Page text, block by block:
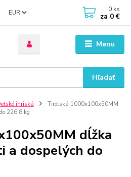
Menu
EUR
Hľadať
0 ks
za 0 €
ihriská
Tirolská 1000x100x50MM
226,8 kg
dĺžka
a dospelých do